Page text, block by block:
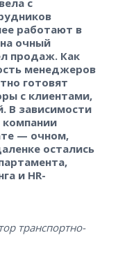
работают в
очный
продаж. Как
менеджеров
готовят
с клиентами,
В зависимости
компании
— очном,
остались
и HR-
транспортно-